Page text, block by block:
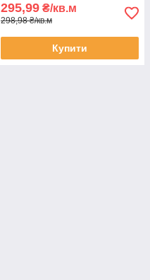
295,99 ₴/кв.м
298,98 ₴/кв.м
Купити